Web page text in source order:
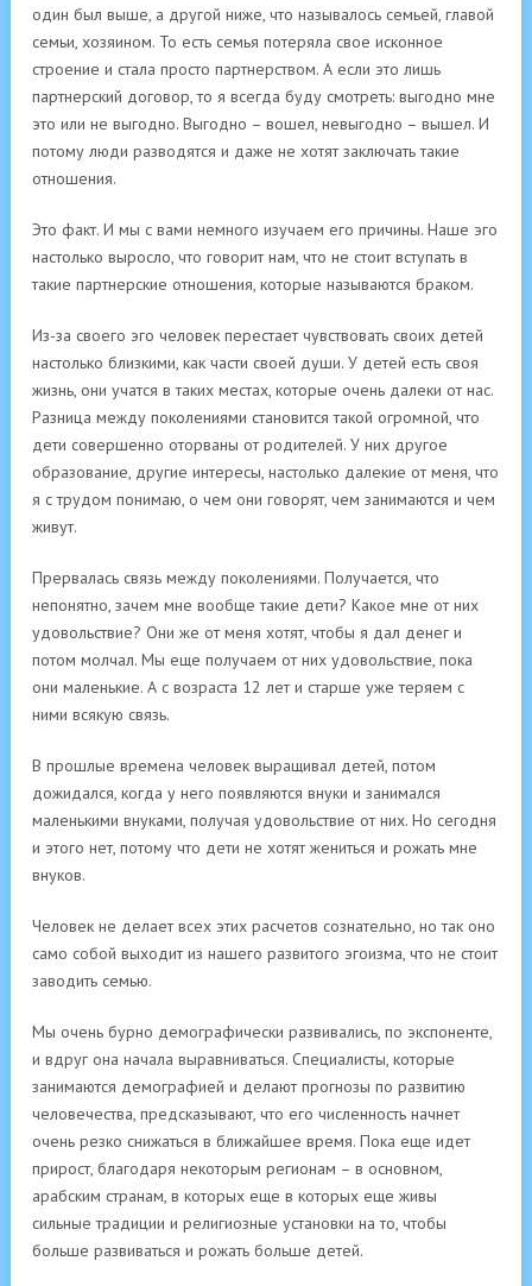
один был выше, а другой ниже, что называлось семьей, главой
семьи, хозяином. То есть семья потеряла свое исконное
строение и стала просто партнерством. А если это лишь
партнерский договор, то я всегда буду смотреть: выгодно мне
это или не выгодно. Выгодно – вошел, невыгодно – вышел. И
потому люди разводятся и даже не хотят заключать такие
отношения.
Это факт. И мы с вами немного изучаем его причины. Наше эго
настолько выросло, что говорит нам, что не стоит вступать в
такие партнерские отношения, которые называются браком.
Из-за своего эго человек перестает чувствовать своих детей
настолько близкими, как части своей души. У детей есть своя
жизнь, они учатся в таких местах, которые очень далеки от нас.
Разница между поколениями становится такой огромной, что
дети совершенно оторваны от родителей. У них другое
образование, другие интересы, настолько далекие от меня, что
я с трудом понимаю, о чем они говорят, чем занимаются и чем
живут.
Прервалась связь между поколениями. Получается, что
непонятно, зачем мне вообще такие дети? Какое мне от них
удовольствие? Они же от меня хотят, чтобы я дал денег и
потом молчал. Мы еще получаем от них удовольствие, пока
они маленькие. А с возраста 12 лет и старше уже теряем с
ними всякую связь.
В прошлые времена человек выращивал детей, потом
дожидался, когда у него появляются внуки и занимался
маленькими внуками, получая удовольствие от них. Но сегодня
и этого нет, потому что дети не хотят жениться и рожать мне
внуков.
Человек не делает всех этих расчетов сознательно, но так оно
само собой выходит из нашего развитого эгоизма, что не стоит
заводить семью.
Мы очень бурно демографически развивались, по экспоненте,
и вдруг она начала выравниваться. Специалисты, которые
занимаются демографией и делают прогнозы по развитию
человечества, предсказывают, что его численность начнет
очень резко снижаться в ближайшее время. Пока еще идет
прирост, благодаря некоторым регионам – в основном,
арабским странам, в которых еще в которых еще живы
сильные традиции и религиозные установки на то, чтобы
больше развиваться и рожать больше детей.